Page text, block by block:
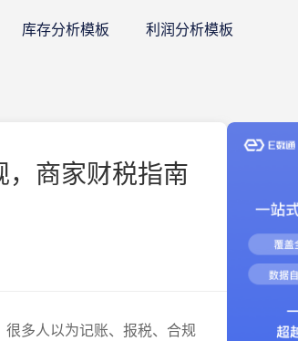
库存分析模板 利润分析模板
商家财税指南
多人以为记账、报税、合规